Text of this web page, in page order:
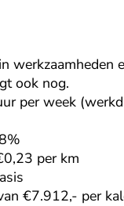
werkzaamheden
ook nog.
per week
per km
€7.912,- per